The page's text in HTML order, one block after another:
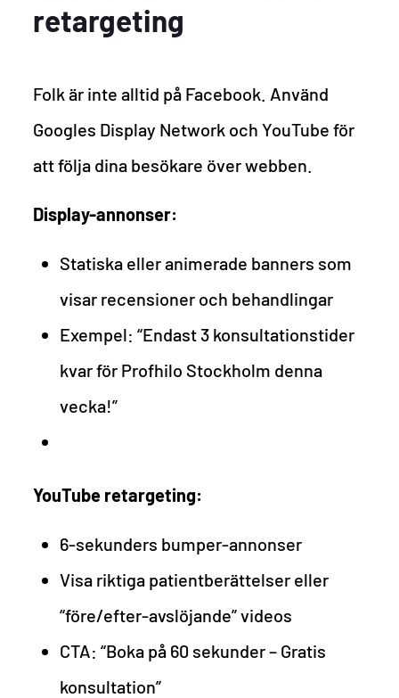
retargeting
Folk är inte alltid på Facebook. Använd
Googles Display Network och YouTube för
att följa dina besökare över webben.
Display-annonser:
Statiska eller animerade banners som
visar recensioner och behandlingar
Exempel: “Endast 3 konsultationstider
kvar för Profhilo Stockholm denna
vecka!”
YouTube retargeting:
6-sekunders bumper-annonser
Visa riktiga patientberättelser eller
“före/efter-avslöjande” videos
CTA: “Boka på 60 sekunder – Gratis
konsultation”